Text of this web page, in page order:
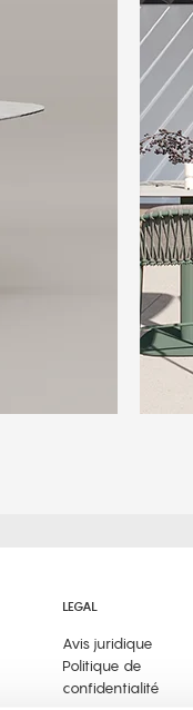
LEGAL
Avis juridique
Politique de
confidentialité